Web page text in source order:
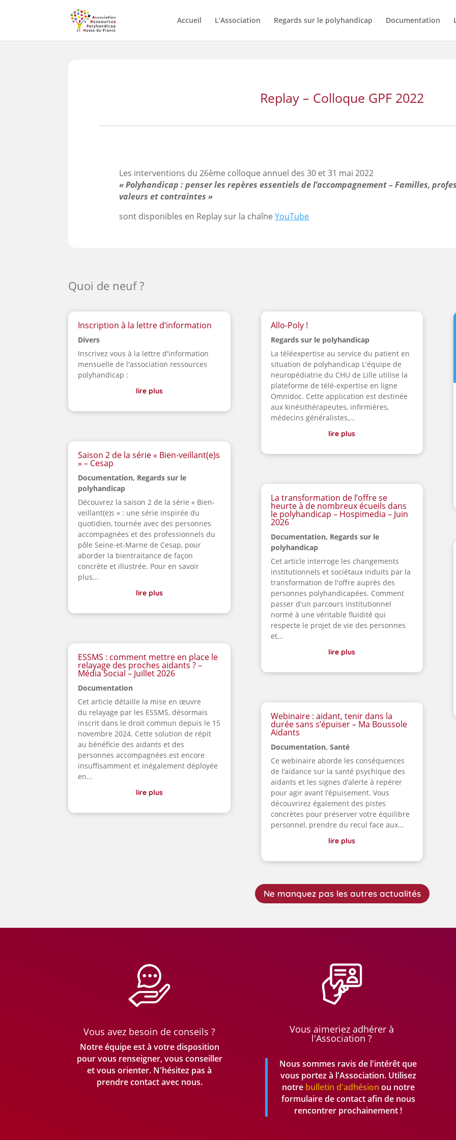
Accueil L’Association Regards sur le polyhandicap Documentation
Replay – Colloque GPF 2022
Les interventions du 26ème colloque annuel des 30 et 31 mai 2022
« Polyhandicap : penser les repères essentiels de l’accompagnement – Familles,
valeurs et contraintes »
sont disponibles en Replay sur la chaîneYouTube
Quoi de neuf ?
Inscription à la lettre d’information
Divers
Inscrivez vous à la lettre d'information
mensuelle de l'association ressources
polyhandicap :
lire plus
Saison 2 de la série « Bien-veillant(e)s
» – Cesap
Documentation, Regards sur le
polyhandicap
Découvrez la saison 2 de la série « Bien-
veillant(e)s » : une série inspirée du
quotidien, tournée avec des personnes
accompagnées et des professionnels du
pôle Seine-et-Marne de Cesap, pour
aborder la bientraitance de façon
concrète et illustrée. Pour en savoir
plus...
lire plus
ESSMS : comment mettre en place le
relayage des proches aidants ? –
Média Social – Juillet 2026
Documentation
Cet article détaille la mise en œuvre
du relayage par les ESSMS, désormais
inscrit dans le droit commun depuis le 15
novembre 2024. Cette solution de répit
au bénéficie des aidants et des
personnes accompagnées est encore
insuffisamment et inégalement déployée
en...
lire plus
Allo-Poly !
Regards sur le polyhandicap
La téléexpertise au service du patient en
situation de polyhandicap L'équipe de
neuropédiatrie du CHU de Lille utilise la
plateforme de télé-expertise en ligne
Omnidoc. Cette application est destinée
aux kinésithérapeutes, infirmières,
médecins généralistes,...
lire plus
La transformation de l’offre se
heurte à de nombreux écueils dans
le polyhandicap – Hospimedia – Juin
2026
Documentation, Regards sur le
polyhandicap
Cet article interroge les changements
institutionnels et sociétaux induits par la
transformation de l'offre auprès des
personnes polyhandicapées. Comment
passer d'un parcours institutionnel
normé à une véritable fluidité qui
respecte le projet de vie des personnes
et...
lire plus
Webinaire : aidant, tenir dans la
durée sans s’épuiser – Ma Boussole
Aidants
Documentation, Santé
Ce webinaire aborde les conséquences
de l’aidance sur la santé psychique des
aidants et les signes d’alerte à repérer
pour agir avant l’épuisement. Vous
découvrirez également des pistes
concrètes pour préserver votre équilibre
personnel, prendre du recul face aux...
lire plus
Ne manquez pas les autres actualités
Vous avez besoin de conseils ?
Notre équipe est à votre disposition
pour vous renseigner, vous conseiller
et vous orienter. N'hésitez pas à
prendrecontact avec nous.
Vous aimeriez adhérer à
l'Association ?
Nous sommes ravis de l'intérêt que
vous portez à l'Association. Utilisez
notrebulletin d'adhésion ou notre
formulaire de contact afin de nous
rencontrer prochainement !